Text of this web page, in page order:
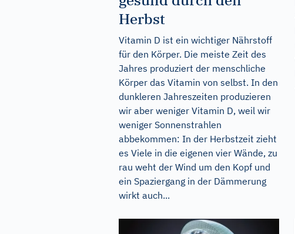
Herbst
Vitamin D ist ein wichtiger Nährstoff
für den Körper. Die meiste Zeit des
Jahres produziert der menschliche
Körper das Vitamin von selbst. In den
dunkleren Jahreszeiten produzieren
wir aber weniger Vitamin D, weil wir
weniger Sonnenstrahlen
abbekommen: In der Herbstzeit zieht
es Viele in die eigenen vier Wände, zu
rau weht der Wind um den Kopf und
ein Spaziergang in der Dämmerung
wirkt auch...